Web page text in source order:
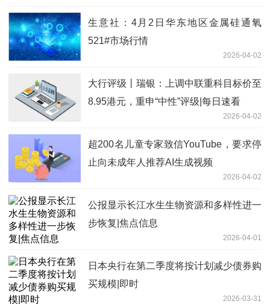
生意社：4月2日华东地区金属硅通氧
521#市场行情
2026-04-02
大行评级丨瑞银：上调中联重科目标价至
8.95港元，重申“中性”评级|每日速看
2026-04-02
超200名儿童专家致信YouTube，要求停
止向未成年人推荐AI生成视频
2026-04-02
公报显示长江水生生物资源和多样性进一
步恢复|焦点信息
2026-04-01
日本央行在第二季度将按计划减少债券购
买规模|即时
2026-03-31